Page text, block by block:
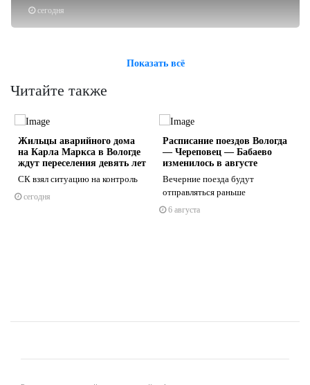
сегодня
Показать всё
Читайте также
Жильцы аварийного дома
на Карла Маркса в Вологде
ждут переселения девять лет
СК взял ситуацию на контроль
сегодня
Расписание поездов Вологда
— Череповец — Бабаево
изменилось в августе
Вечерние поезда будут
отправляться раньше
6 августа